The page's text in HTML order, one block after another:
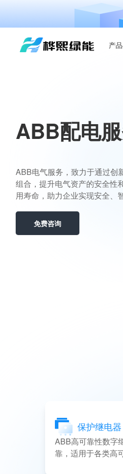
产
ABB配电
ABB电气服务，致力于通过创
组合，提升电气资产的安全性
用寿命，助力企业实现安全、
免费咨询
保护继电器
ABB高可靠性数字
靠，适用于各类高